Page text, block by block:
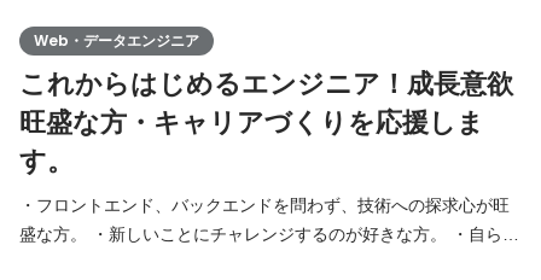
Web・データエンジニア
これからはじめるエンジニア！成長意欲
旺盛な方・キャリアづくりを応援しま
す。
・フロントエンド、バックエンドを問わず、技術への探求心が旺
盛な方。 ・新しいことにチャレンジするのが好きな方。 ・自らキ